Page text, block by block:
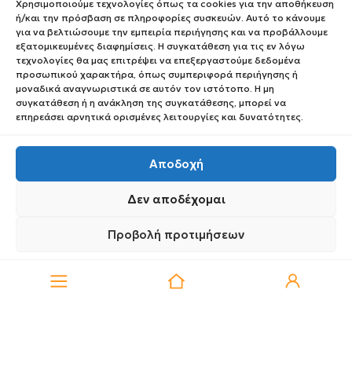
Χρησιμοποιούμε τεχνολογίες όπως τα cookies για την αποθήκευση
ή/και την πρόσβαση σε πληροφορίες συσκευών. Αυτό το κάνουμε
για να βελτιώσουμε την εμπειρία περιήγησης και να προβάλλουμε
εξατομικευμένες διαφημίσεις. Η συγκατάθεση για τις εν λόγω
τεχνολογίες θα μας επιτρέψει να επεξεργαστούμε δεδομένα
προσωπικού χαρακτήρα, όπως συμπεριφορά περιήγησης ή
μοναδικά αναγνωριστικά σε αυτόν τον ιστότοπο. Η μη
συγκατάθεση ή η ανάκληση της συγκατάθεσης, μπορεί να
επηρεάσει αρνητικά ορισμένες λειτουργίες και δυνατότητες.
Αποδοχή
Δεν αποδέχομαι
Προβολή προτιμήσεων
Σάββατο 9:00 – 15:30
info@medipharmacy.gr
Πληροφορίες
Επικοινωνία
Τρόποι Αποστολής
Για Εσένα
Λίστα Αγαπημένων
Οι Παραγγελίες σου
Κέρδισε Κουπόνι